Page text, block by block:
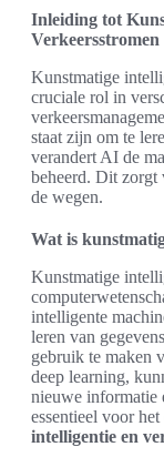
Inleiding tot
Verkeersstromen
Kunstmatige
cruciale rol in
staat zijn om te
verandert AI de
beheerd. Dit zorgt
de wegen.
Wat is
Kunstmatige
intelligente
leren van
gebruik te maken
deep learning,
nieuwe informatie
essentieel voor
intelligentie en